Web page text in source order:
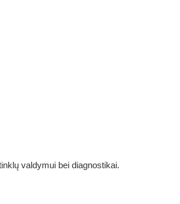
valdymui bei diagnostikai.